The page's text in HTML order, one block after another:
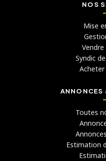
NOS
Mise
Syndic
Acheter
ANNONCES
Toutes
Estimation